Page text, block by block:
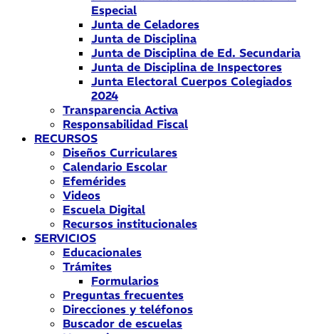
Especial
Junta de Celadores
Junta de Disciplina
Junta de Disciplina de Ed. Secundaria
Junta de Disciplina de Inspectores
Junta Electoral Cuerpos Colegiados
2024
Transparencia Activa
Responsabilidad Fiscal
RECURSOS
Diseños Curriculares
Calendario Escolar
Efemérides
Videos
Escuela Digital
Recursos institucionales
SERVICIOS
Educacionales
Trámites
Formularios
Preguntas frecuentes
Direcciones y teléfonos
Buscador de escuelas